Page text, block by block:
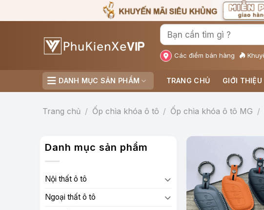
qua
Các điểm bán hàng
DANH MỤC SẢN PHẨM TRANG CHỦ GIỚI THIỆU
Trang chủ / Ốp chìa khóa ô tô / Ốp chìa khóa ô tô MG /
Danh mục sản phẩm
Nội thất ô tô
Ngoại thất ô tô